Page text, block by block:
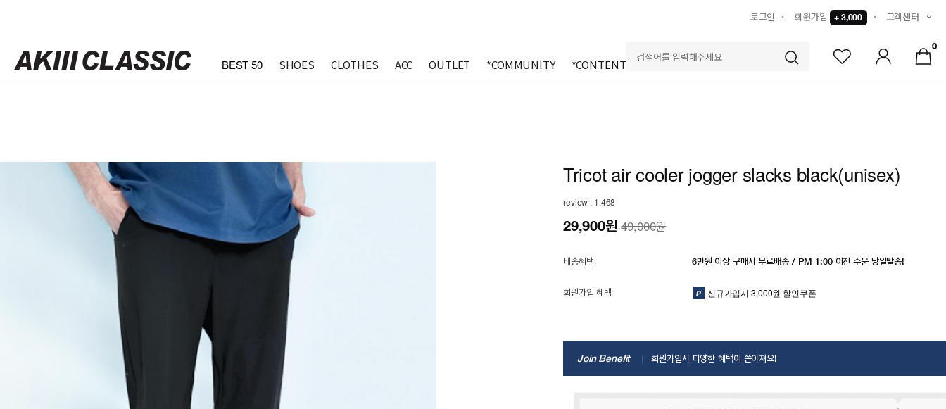
로그인 회원가입 + 3,000 고객센터
BEST 50 SHOES CLOTHES ACC OUTLET *COMMUNITY *CONTENTS
0
Tricot air cooler jogger slacks black(unisex)
review : 1,468
29,900원49,000원
배송혜택 6만원 이상 구매시 무료배송 / PM 1:00 이전 주문 당일발송!
회원가입 혜택 신규가입시 3,000원 할인쿠폰
Join Benefit 회원가입시 다양한 혜택이 쏟아져요!